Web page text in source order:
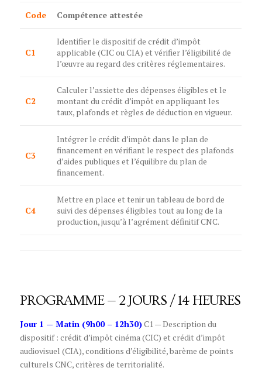
Code Compétence attestée
C1
Identifier le dispositif de crédit d’impôt
applicable (CIC ou CIA) et vérifier l’éligibilité de
l’œuvre au regard des critères réglementaires.
C2
Calculer l’assiette des dépenses éligibles et le
montant du crédit d’impôt en appliquant les
taux, plafonds et règles de déduction en vigueur.
C3
Intégrer le crédit d’impôt dans le plan de
financement en vérifiant le respect des plafonds
d’aides publiques et l’équilibre du plan de
financement.
C4
Mettre en place et tenir un tableau de bord de
suivi des dépenses éligibles tout au long de la
production, jusqu’à l’agrément définitif CNC.
PROGRAMME — 2 JOURS / 14 HEURES
Jour 1 — Matin (9h00 – 12h30)C1 — Description du
dispositif : crédit d’impôt cinéma (CIC) et crédit d’impôt
audiovisuel (CIA), conditions d’éligibilité, barème de points
culturels CNC, critères de territorialité.